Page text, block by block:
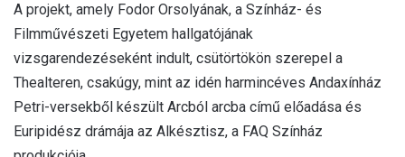
A projekt, amely Fodor Orsolyának, a Színház- és
Filmművészeti Egyetem hallgatójának
vizsgarendezéseként indult, csütörtökön szerepel a
Thealteren, csakúgy, mint az idén harmincéves Andaxínház
Petri-versekből készült Arcból arcba című előadása és
Euripidész drámája az Alkésztisz, a FAQ Színház